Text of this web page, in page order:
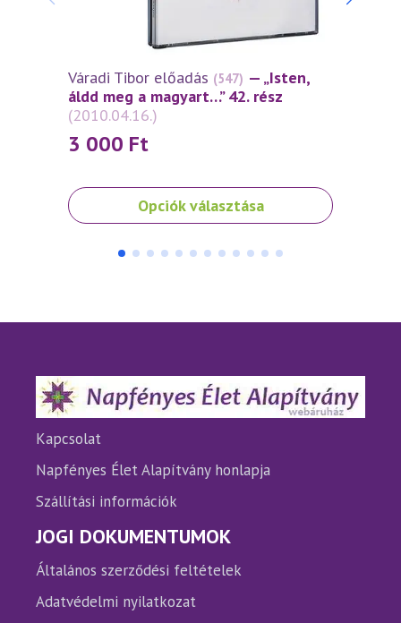
Váradi Tibor előadás (547) — „Isten,
áldd meg a magyart…” 42. rész
(2010.04.16.)
3 000 Ft
Opciók választása
Ennek
a
A
termékoldalon
választhatók
ki
A
ki
Kapcsolat
Napfényes Élet Alapítvány honlapja
Szállítási információk
JOGI DOKUMENTUMOK
Általános szerződési feltételek
Adatvédelmi nyilatkozat